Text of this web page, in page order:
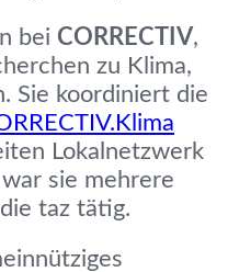
bei CORRECTIV,
zu Klima,
Sie koordiniert die
Lokalnetzwerk
sie mehrere
taz tätig.